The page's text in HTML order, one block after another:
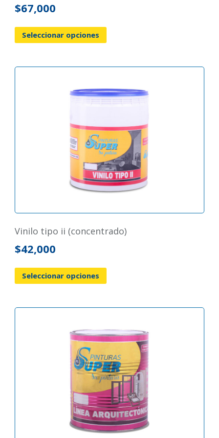
$67,000
Seleccionar opciones
vinilo tipo ii (concentrado)
$42,000
Seleccionar opciones